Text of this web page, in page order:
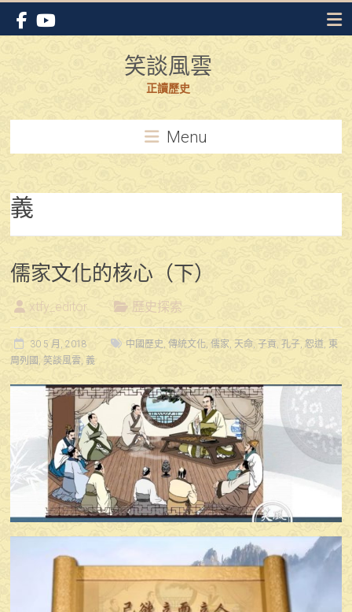
Skip
content
笑談風雲
正讀歷史
Menu
義
儒家文化的核心（下）
xtfy_editor 歷史探索
30 5 月, 2018 中國歷史,傳統文化,儒家, 天命,子貢,孔子,恕道, 東
周列國 , 笑談風雲,義